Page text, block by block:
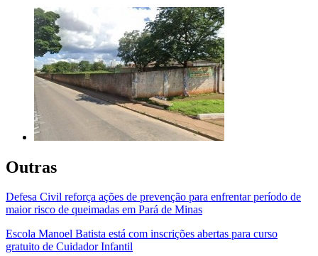
Outras
Defesa Civil reforça ações de prevenção para enfrentar período de
maior risco de queimadas em Pará de Minas
Escola Manoel Batista está com inscrições abertas para curso
gratuito de Cuidador Infantil